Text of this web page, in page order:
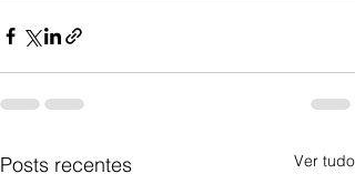
Posts recentes Ver tudo